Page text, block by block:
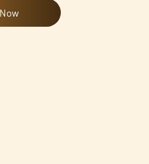
+ useful tips & tricks
for better fitting &